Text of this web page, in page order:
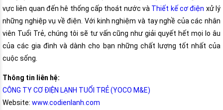
vực liên quan đến hê thống cấp thoát nước và Thiết kế cơ điện xử lý
những nghiệp vụ về điện. Với kinh nghiệm và tay nghề của các nhân
viên Tuổi Trẻ, chúng tôi sẽ tư vấn cũng như giải quyết hết mọi lo âu
của các gia đình và dành cho bạn những chất lượng tốt nhất của
cuộc sống.
Thông tin liên hệ:
CÔNG TY CƠ ĐIỆN LẠNH TUỔI TRẺ (YOCO M&E)
Website: www.codienlanh.com